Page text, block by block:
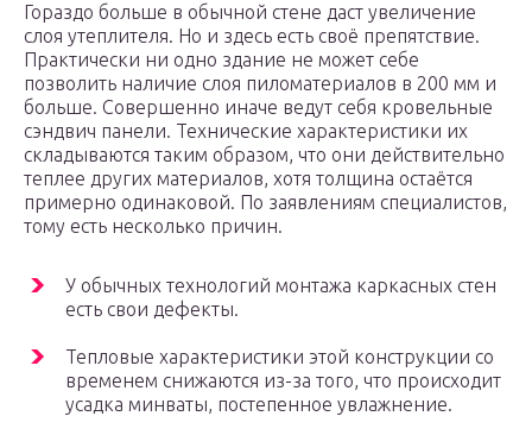
Гораздо больше в обычной стене даст увеличение
слоя утеплителя. Но и здесь есть своё препятствие.
Практически ни одно здание не может себе
позволить наличие слоя пиломатериалов в 200 мм и
больше. Совершенно иначе ведут себя кровельные
сэндвич панели. Технические характеристики их
складываются таким образом, что они действительно
теплее других материалов, хотя толщина остаётся
примерно одинаковой. По заявлениям специалистов,
тому есть несколько причин.
У обычных технологий монтажа каркасных стен
есть свои дефекты.
Тепловые характеристики этой конструкции со
временем снижаются из-за того, что происходит
усадка минваты, постепенное увлажнение.